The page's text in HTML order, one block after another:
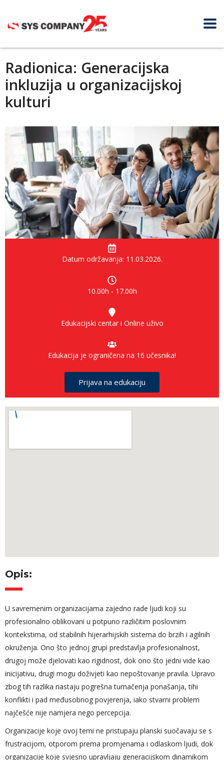
Radionica: Generacijska
inkluzija u organizacijskoj
kulturi
Datum održavanja: 11.03.2026.
10.00h - 17.00h
Edukacijski centar i Online uživo
Edukacija je ograničena na 16 učesnika!
Prijava na edukaciju
Opis:
U savremenim organizacijama zajedno rade ljudi koji su
profesionalno oblikovani u potpuno različitim poslovnim
kontekstima, od stabilnih hijerarhijskih sistema do brzih i agilnih
okruženja. Ono što jednoj grupi predstavlja profesionalnost,
drugoj može djelovati kao rigidnost, dok ono što jedni vide kao
inicijativu, drugi mogu doživjeti kao nepoštovanje pravila. Upravo
zbog tih razlika nastaju pogrešna tumačenja ponašanja, tihi
konflikti i pad međusobnog povjerenja, iako stvarni problem
najčešće nije namjera nego percepcija.
Organizacije koje ovoj temi ne pristupaju planski suočavaju se s
frustracijom, otporom prema promjenama i odlaskom ljudi, dok
organizacije koje svjesno upravljaju generacijskom dinamikom